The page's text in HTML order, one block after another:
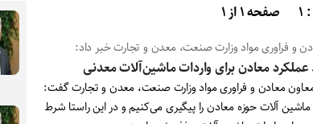
صفحه ۱ از ۱
و فراوری مواد وزارت صنعت، معدن و تجارت خبر داد:
معادن برای واردات ماشین‌آلات معدنی
معاون معادن و فراوری مواد وزارت صنعت، معدن و تجارت گفت:
آلات حوزه معادن را پیگیری می‌کنیم و در این راستا شرط